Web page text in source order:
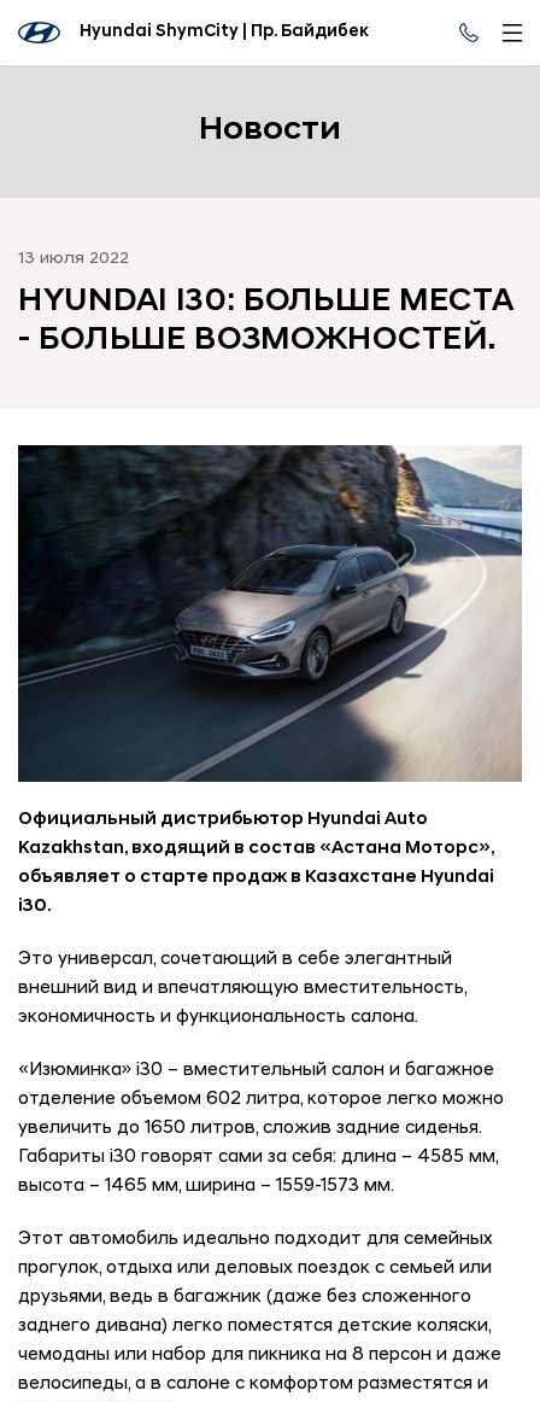
Hyundai ShymCity | Пр. Байдибек
Новости
13 июля 2022
HYUNDAI I30: БОЛЬШЕ МЕСТА
- БОЛЬШЕ ВОЗМОЖНОСТЕЙ.
Официальный дистрибьютор Hyundai Auto
Kazakhstan, входящий в состав «Астана Моторс»,
объявляет о старте продаж в Казахстане Hyundai
i30.
Это универсал, сочетающий в себе элегантный
внешний вид и впечатляющую вместительность,
экономичность и функциональность салона.
«Изюминка» i30 – вместительный салон и багажное
отделение объемом 602 литра, которое легко можно
увеличить до 1650 литров, сложив задние сиденья.
Габариты i30 говорят сами за себя: длина – 4585 мм,
высота – 1465 мм, ширина – 1559-1573 мм.
Этот автомобиль идеально подходит для семейных
прогулок, отдыха или деловых поездок с семьей или
друзьями, ведь в багажник (даже без сложенного
заднего дивана) легко поместятся детские коляски,
чемоданы или набор для пикника на 8 персон и даже
велосипеды, а в салоне с комфортом разместятся и